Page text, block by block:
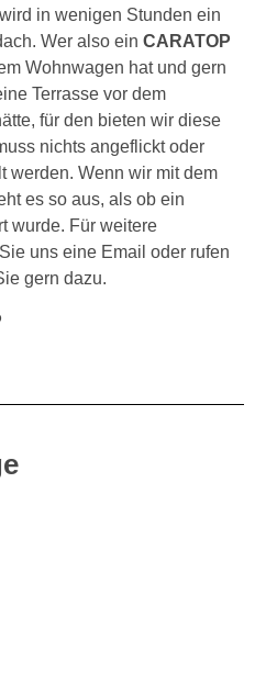
in wenigen Stunden ein
Wer also ein CARATOP
Wohnwagen hat und gern
Terrasse vor dem
für den bieten wir diese
nichts angeflickt oder
werden. Wenn wir mit dem
es so aus, als ob ein
wurde. Für weitere
uns eine Email oder rufen
gern dazu.